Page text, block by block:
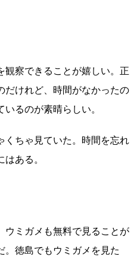
観察できることが嬉しい。正
だけれど、時間がなかったの
るのが素晴らしい。
くちゃ見ていた。時間を忘れ
ある。
ウミガメも無料で見ることが
。徳島でもウミガメを見た